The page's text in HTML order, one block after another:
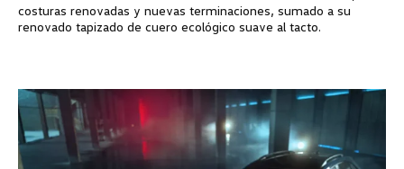
costuras renovadas y nuevas terminaciones, sumado a su
renovado tapizado de cuero ecológico suave al tacto.